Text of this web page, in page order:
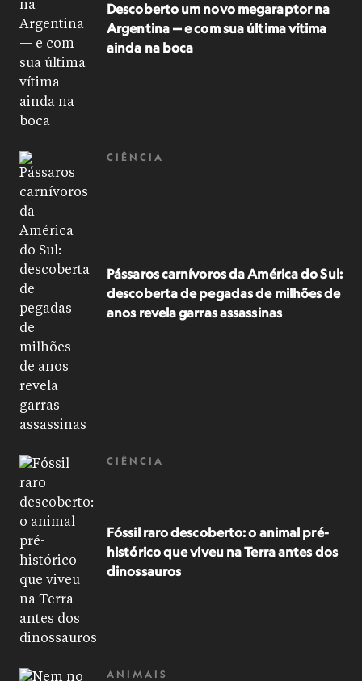
Descoberto um novo megaraptor na
Argentina — e com sua última vítima
ainda na boca
CIÊNCIA
Pássaros carnívoros da América do Sul:
descoberta de pegadas de milhões de
anos revela garras assassinas
CIÊNCIA
Fóssil raro descoberto: o animal pré-
histórico que viveu na Terra antes dos
dinossauros
ANIMAIS